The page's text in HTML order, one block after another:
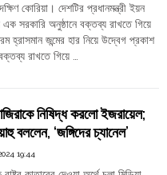
কোরিয়া। দেশটির প্রধানমন্ত্রী ইয়ন
সরকারি অনুষ্ঠানে বক্তব্য রাখতে গিয়ে
হ্রাসমান জন্মের হার নিয়ে উদ্বেগ প্রকাশ
রাখতে গিয়ে …
জন্মের
হার,
নিষিদ্ধ করলো ইজরায়েল;
বললেন, ‘জঙ্গিদের চ্যানেল’
19:44